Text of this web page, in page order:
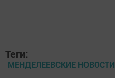
Теги:
МЕНДЕЛЕЕВСКИЕ НОВОСТИ